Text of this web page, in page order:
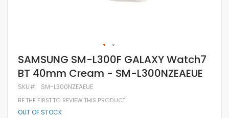
Skip
to
the
of
the
images
gallery
SAMSUNG SM-L300F GALAXY Watch7
BT 40mm Cream - SM-L300NZEAEUE
SKU SM-L300NZEAEUE
BE THE FIRST TO REVIEW THIS PRODUCT
OUT OF STOCK